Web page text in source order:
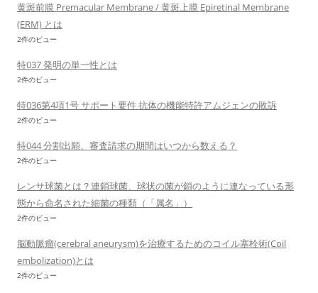
黄斑前膜 Premacular Membrane / 黄斑上膜 Epiretinal Membrane
(ERM) とは
2件のビュー
特037 発明の単一性とは
2件のビュー
特036第4項1号 サポート要件 抗体の機能特許アムジェンの敗訴
2件のビュー
特044 分割出願、審査請求の期間はいつから数える？
2件のビュー
レンサ球菌とは？連鎖球菌、球状の菌が鎖のように連なっている形
態から命名された細菌の種類（「属名」）
2件のビュー
脳動脈瘤(cerebral aneurysm)を治療するためのコイル塞栓術(Coil
embolization)とは
2件のビュー